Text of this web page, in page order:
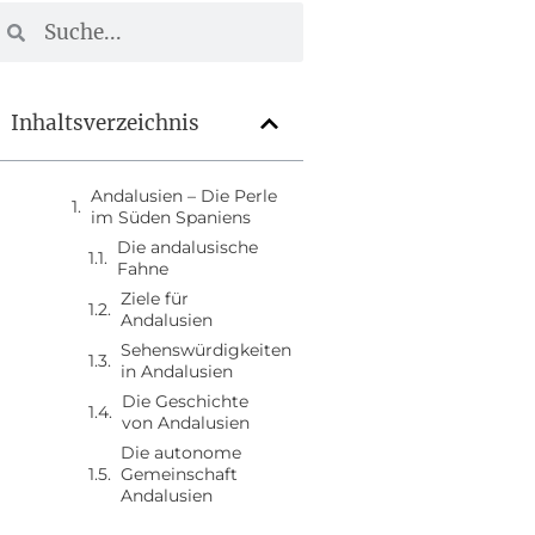
Inhaltsverzeichnis
Andalusien – Die Perle
im Süden Spaniens
Die andalusische
Fahne
Ziele für
Andalusien
Sehenswürdigkeiten
in Andalusien
Die Geschichte
von Andalusien
Die autonome
Gemeinschaft
Andalusien